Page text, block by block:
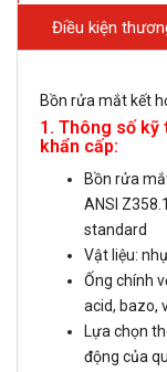
Điều kiện
Bồn rửa mắt kết
1. Thông số kỹ
khẩn cấp:
Bồn rửa
ANSI
standard
Vật liệu:
Ống chính
acid, bazo,
Lựa chọn
động của